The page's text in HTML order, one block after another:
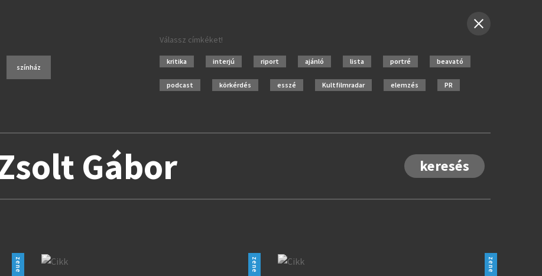
színház
Válassz címkéket!
kritika interjú riport ajánló lista portré beavató
podcast körkérdés esszé Kultfilmradar elemzés PR
zene zene zene